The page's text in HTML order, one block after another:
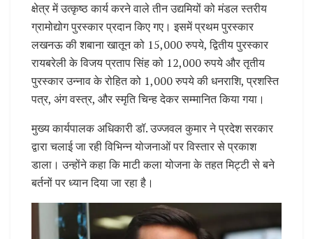
क्षेत्र में उत्कृष्ठ कार्य करने वाले तीन उद्यमियों को मंडल स्तरीय
ग्रामोद्योग पुरस्कार प्रदान किए गए। इसमें प्रथम पुरस्कार
लखनऊ की शबाना खातून को 15,000 रुपये, द्वितीय पुरस्कार
रायबरेली के विजय प्रताप सिंह को 12,000 रुपये और तृतीय
पुरस्कार उन्नाव के रोहित को 1,000 रुपये की धनराशि, प्रशस्ति
पत्र, अंग वस्त्र, और स्मृति चिन्ह देकर सम्मानित किया गया।
मुख्य कार्यपालक अधिकारी डॉ. उज्जवल कुमार ने प्रदेश सरकार
द्वारा चलाई जा रही विभिन्न योजनाओं पर विस्तार से प्रकाश
डाला। उन्होंने कहा कि माटी कला योजना के तहत मिट्टी से बने
बर्तनों पर ध्यान दिया जा रहा है।